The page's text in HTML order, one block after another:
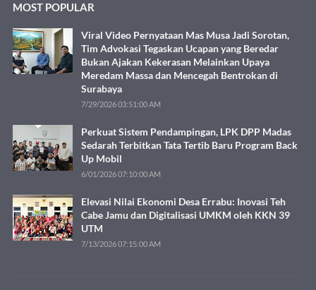
MOST POPULAR
Viral Video Pernyataan Mas Musa Jadi Sorotan,
Tim Advokasi Tegaskan Ucapan yang Beredar
Bukan Ajakan Kekerasan Melainkan Upaya
Meredam Massa dan Mencegah Bentrokan di
Surabaya
7/29/2026 03:51:00 AM
Perkuat Sistem Pendampingan, LPK DPP Madas
Sedarah Terbitkan Tata Tertib Baru Program Back
Up Mobil
6/01/2026 07:10:00 AM
Elevasi Nilai Ekonomi Desa Errabu: Inovasi Teh
Cabe Jamu dan Digitalisasi UMKM oleh KKN 39
UTM
7/13/2026 07:15:00 AM